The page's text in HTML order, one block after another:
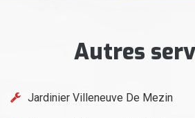
Autres
Jardinier Villeneuve De Mezin